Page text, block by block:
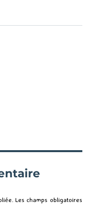
Les champs obligatoires